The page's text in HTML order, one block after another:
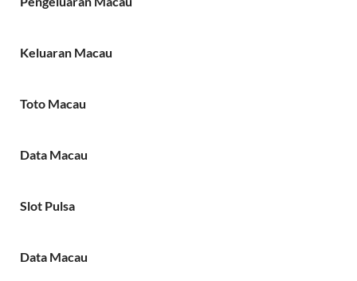
Keluaran Macau
Toto Macau
Data Macau
Slot Pulsa
Data Macau